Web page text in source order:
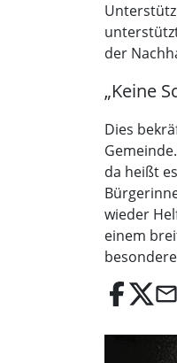
der
„Keine
Dies
da heißt
wieder
einem
email